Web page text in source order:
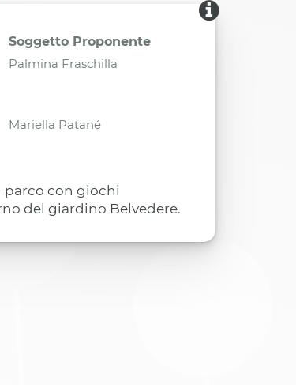
Soggetto Proponente
Palmina Fraschilla
Mariella Patané
parco con giochi
del giardino Belvedere.